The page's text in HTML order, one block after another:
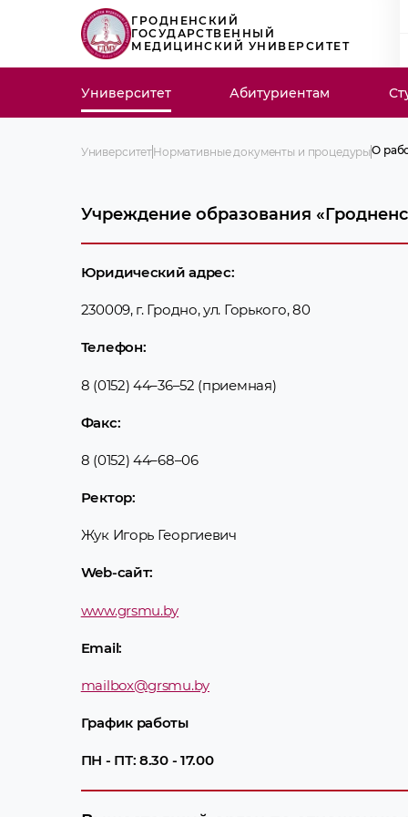
ГРОДНЕНСКИЙ
ГОСУДАРСТВЕННЫЙ
МЕДИЦИНСКИЙ УНИВЕРСИТЕТ
Университет Абитуриентам
УниверситетНормативные документы и процедурыО
Учреждение образования
Юридический адрес:
230009, г. Гродно, ул. Горького, 80
Телефон:
8 (0152) 44–36–52 (приемная)
Факс:
8 (0152) 44–68–06
Ректор:
Жук Игорь Георгиевич
Web-сайт:
www.grsmu.by
Email:
mailbox@grsmu.by
График работы
ПН - ПТ: 8.30 - 17.00